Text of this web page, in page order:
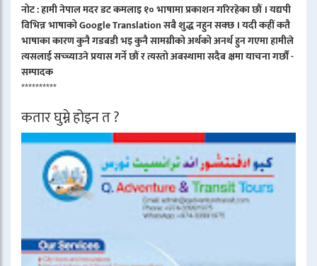
नोट : हामी नेपाल मदर डट कमलाइ १० भाषामा प्रकाशन गरिरहेका छौं । यद्यपी
विभिन्न भाषाको Google Translation सबै शुद्ध नहुन सक्छ । यदी कहीं कतै
भाषाका कारण कुनै गडबडी भइ कुनै सामग्रीको अर्थको अनर्थ हुन गएमा हामीले
त्यसलाई सच्च्याउने प्रयास गर्ने छौं र त्यस्तो अबस्थामा सदैब क्षमा याचना गर्छौं -
सम्पादक
**********
कतार घुम्ने होइन त ?